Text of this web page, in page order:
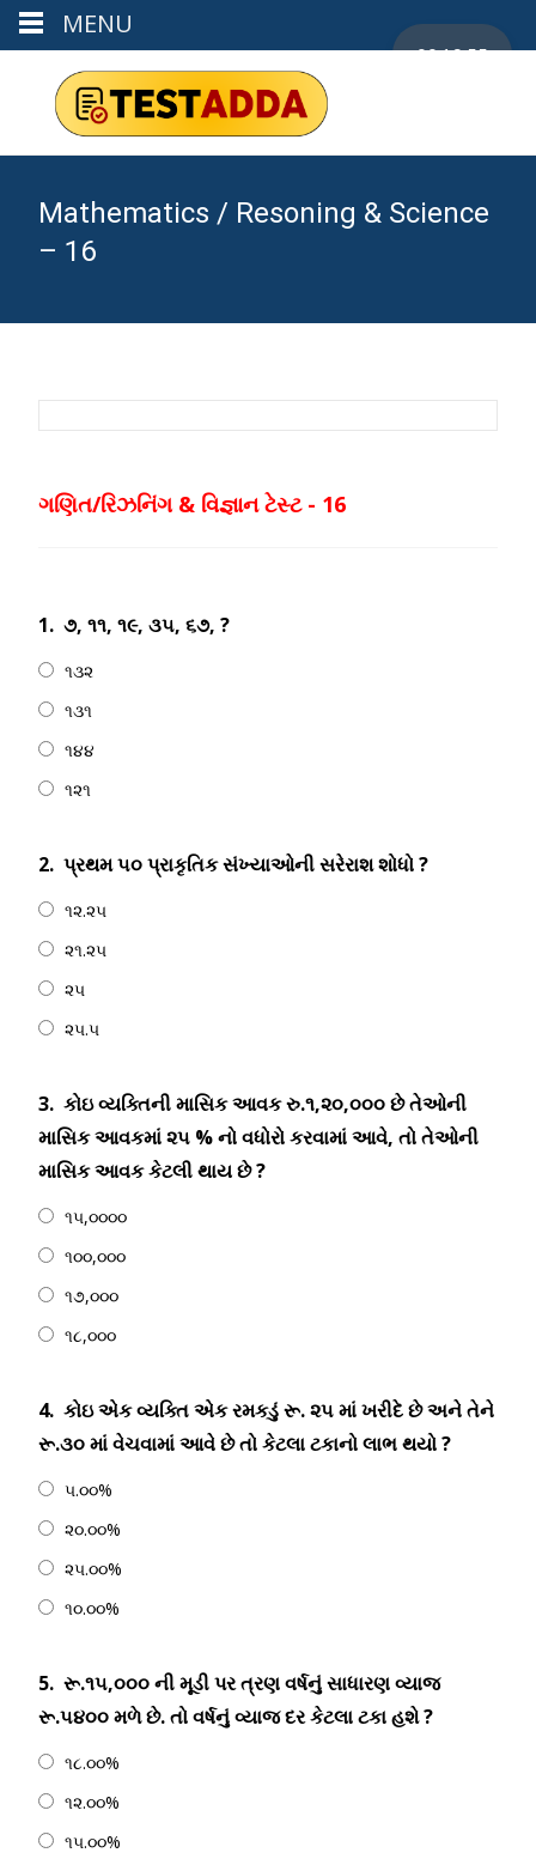
Mathematics / Resoning & Science
– 16
00:19:55
ગણિત/રિઝનિંગ & વિજ્ઞાન ટેસ્ટ - 16
1. ૭, ૧૧, ૧૯, ૩૫, ૬૭, ?
૧૩૨
૧૩૧
૧૪૪
૧૨૧
2. પ્રથમ ૫૦ પ્રાકૃતિક સંખ્યાઓની સરેરાશ શોધો ?
૧૨.૨૫
૨૧.૨૫
૨૫
૨૫.૫
3. કોઇ વ્યક્તિની માસિક આવક રુ.૧,૨૦,૦૦૦ છે તેઓની
માસિક આવકમાં ૨૫ % નો વધોરો કરવામાં આવે, તો તેઓની
માસિક આવક કેટલી થાય છે ?
૧૫,૦૦૦૦
૧૦૦,૦૦૦
૧૭,૦૦૦
૧૮,૦૦૦
4. કોઇ એક વ્યક્તિ એક રમકડું રૂ. ૨૫ માં ખરીદે છે અને તેને
રૂ.૩૦ માં વેચવામાં આવે છે તો કેટલા ટકાનો લાભ થયો ?
૫.૦૦%
૨૦.૦૦%
૨૫.૦૦%
૧૦.૦૦%
5. રૂ.૧૫,૦૦૦ ની મૂડી પર ત્રણ વર્ષનું સાધારણ વ્યાજ
રૂ.૫૪૦૦ મળે છે. તો વર્ષનું વ્યાજ દર કેટલા ટકા હશે ?
૧૮.૦૦%
૧૨.૦૦%
૧૫.૦૦%
MENU